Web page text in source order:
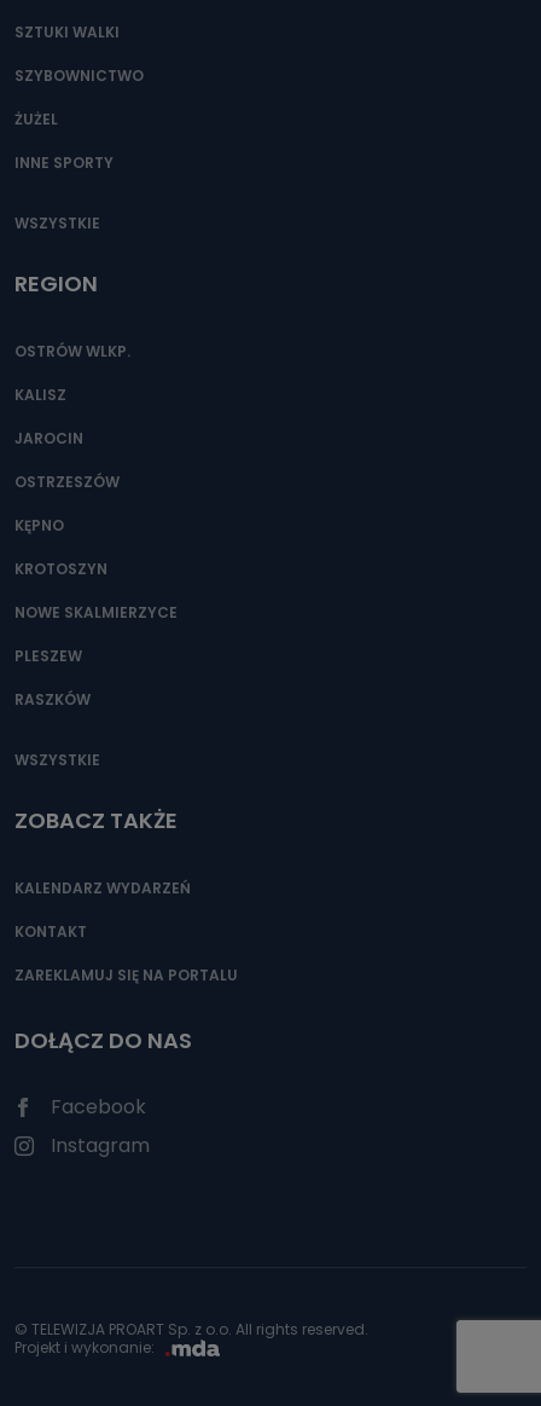
SZTUKI WALKI
SZYBOWNICTWO
ŻUŻEL
INNE SPORTY
WSZYSTKIE
REGION
OSTRÓW WLKP.
KALISZ
JAROCIN
OSTRZESZÓW
KĘPNO
KROTOSZYN
NOWE SKALMIERZYCE
PLESZEW
RASZKÓW
WSZYSTKIE
ZOBACZ TAKŻE
KALENDARZ WYDARZEŃ
KONTAKT
ZAREKLAMUJ SIĘ NA PORTALU
DOŁĄCZ DO NAS
Facebook
Instagram
© TELEWIZJA PROART Sp. z o.o. All rights reserved.
Projekt i wykonanie: